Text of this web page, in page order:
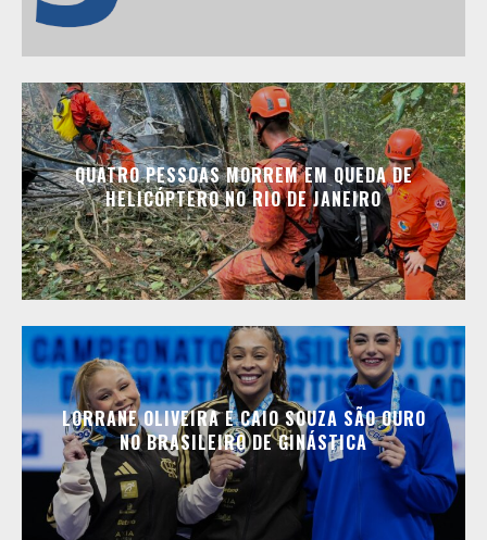
QUATRO PESSOAS MORREM EM QUEDA DE
HELICÓPTERO NO RIO DE JANEIRO
LORRANE OLIVEIRA E CAIO SOUZA SÃO OURO
NO BRASILEIRO DE GINÁSTICA